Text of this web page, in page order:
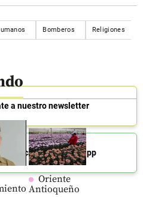
Bomberos Religiones
Oriente
Antioqueño
a nuestro newsletter
canal de Whatsapp